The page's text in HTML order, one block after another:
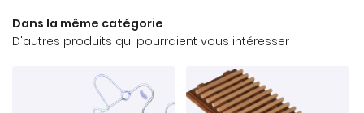
Dans la même catégorie
D'autres produits qui pourraient vous intéresser